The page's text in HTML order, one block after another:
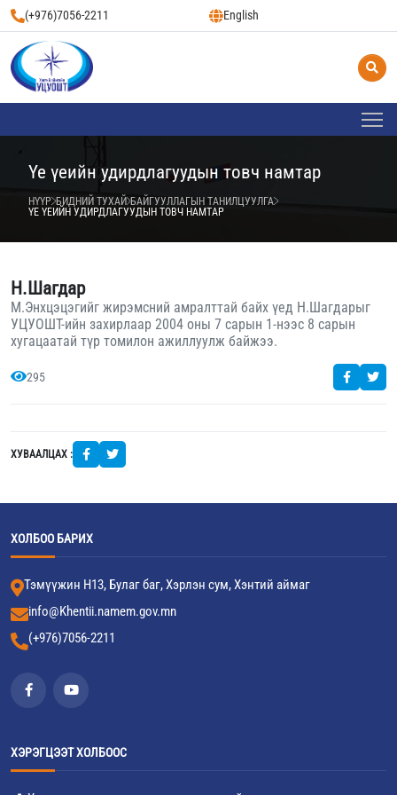
(+976)7056-2211 English
Үе үеийн удирдлагуудын товч намтар
НҮҮР БИДНИЙ ТУХАЙ БАЙГУУЛЛАГЫН ТАНИЛЦУУЛГА
ҮЕ ҮЕИЙН УДИРДЛАГУУДЫН ТОВЧ НАМТАР
Н.Шагдар
М.Энхцэцэгийг жирэмсний амралттай байх үед Н.Шагдарыг
УЦУОШТ-ийн захирлаар 2004 оны 7 сарын 1-нээс 8 сарын
хугацаатай түр томилон ажиллуулж байжээ.
295
ХУВААЛЦАХ :
ХОЛБОО БАРИХ
Тэмүүжин Н13, Булаг баг, Хэрлэн сум, Хэнтий аймаг
info@Khentii.namem.gov.mn
(+976)7056-2211
ХЭРЭГЦЭЭТ ХОЛБООС